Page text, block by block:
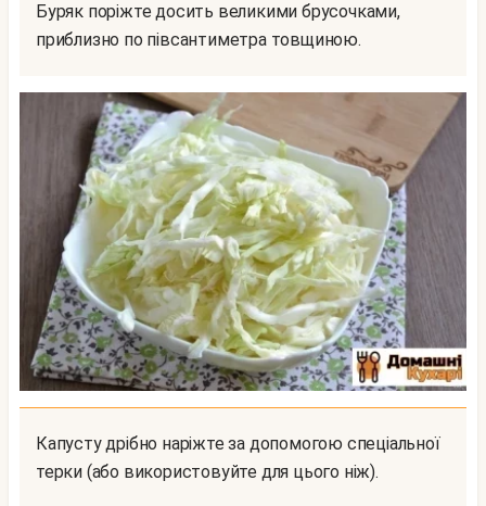
Буряк поріжте досить великими брусочками,
приблизно по півсантиметра товщиною.
Капусту дрібно наріжте за допомогою спеціальної
терки (або використовуйте для цього ніж).